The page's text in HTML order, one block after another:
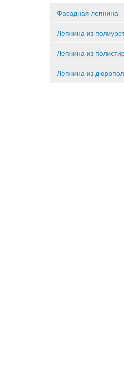
Фасадная лепнина
Лепнина из
Лепнина из
Лепнина из